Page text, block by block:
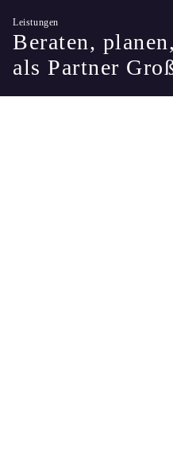
zum
Inhalt
Leistungen
Beraten,
als Partner